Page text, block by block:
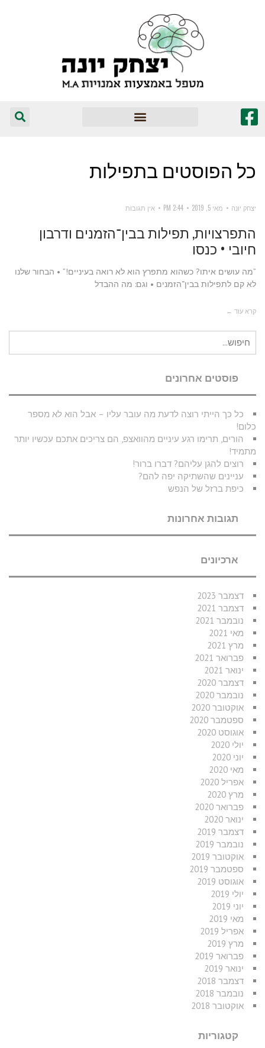
כל הפוסטים בתפילות
יצחק יונה מאי 5, 2019 2:44 PM אין תגובות
התפרצויות, תפילות בבין־הזמנים ודרבון
חיובי • כנסו
”מה עושים איתו? כשהוא מתפרץ הוא לא רואה בעיניים!” • הבחור שלנו
לא קם לתפילות בבין־הזמנים • וגם: מה ההבדל
קרא עוד ←
עבור:
פוסטים אחרונים
כל כך הייתי רוצה לדעת מה עובר עליו – אבל הוא לא מספר
כלום!
הורים, תרימו רגע עיניים מהוואצפ, הם צריכים אתכם עכשיו יותר
מתמיד!
רוצים להגן עליהם? דברו ברור!
עניינים שהשתיקה יפה להם?
כיפת ברזל של הנפש
תגובות אחרונות
ארכיונים
דצמבר 2023
דצמבר 2021
נובמבר 2021
מאי 2021
מרץ 2021
פברואר 2021
ינואר 2021
דצמבר 2020
נובמבר 2020
אוקטובר 2020
ספטמבר 2020
אוגוסט 2020
יולי 2020
יוני 2020
מאי 2020
אפריל 2020
מרץ 2020
פברואר 2020
ינואר 2020
דצמבר 2019
נובמבר 2019
אוקטובר 2019
ספטמבר 2019
אוגוסט 2019
יולי 2019
יוני 2019
מאי 2019
אפריל 2019
מרץ 2019
פברואר 2019
ינואר 2019
דצמבר 2018
נובמבר 2018
אוקטובר 2018
קטגוריות